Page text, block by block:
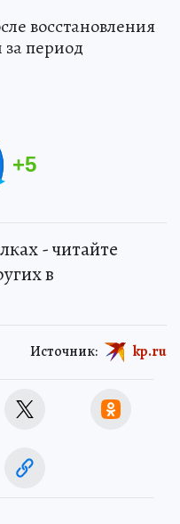
восстановления
за период
+5
- читайте
в
Источник: kp.ru